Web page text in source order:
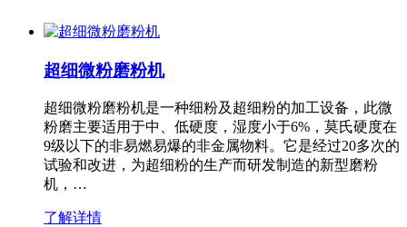
超细微粉磨粉机
超细微粉磨粉机是一种细粉及超细粉的加工设备，此微
粉磨主要适用于中、低硬度，湿度小于6%，莫氏硬度在
9级以下的非易燃易爆的非金属物料。它是经过20多次的
试验和改进，为超细粉的生产而研发制造的新型磨粉
机，…
了解详情